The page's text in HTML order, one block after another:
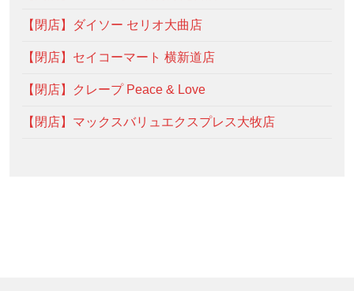
【閉店】ダイソー セリオ大曲店
【閉店】セイコーマート 横新道店
【閉店】クレープ Peace & Love
【閉店】マックスバリュエクスプレス大牧店